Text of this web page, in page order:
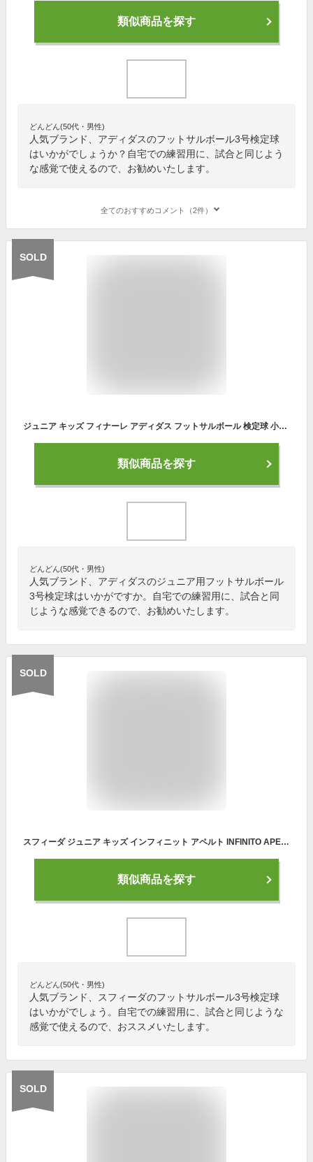
類似商品を探す
どんどん(50代・男性)
人気ブランド、アディダスのフットサルボール3号検定球
はいかがでしょうか？自宅での練習用に、試合と同じよう
な感覚で使えるので、お勧めいたします。
全てのおすすめコメント（2件）
SOLD
ジュニア キッズ フィナーレ アディダス フットサルボール 検定球 小学生向け フットサル3号球 モルテン molten AFF3400SP
類似商品を探す
どんどん(50代・男性)
人気ブランド、アディダスのジュニア用フットサルボール
3号検定球はいかがですか。自宅での練習用に、試合と同
じような感覚できるので、お勧めいたします。
SOLD
スフィーダ ジュニア キッズ インフィニット アペルト INFINITO APERTO JR 3 フットサルボール 3号球 JFA検定球 送料無料 Sfida SB-21IA03
類似商品を探す
どんどん(50代・男性)
人気ブランド、スフィーダのフットサルボール3号検定球
はいかがでしょう。自宅での練習用に、試合と同じような
感覚で使えるので、おススメいたします。
SOLD